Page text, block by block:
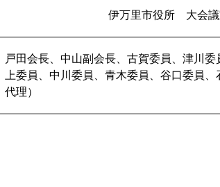
伊万里市役所 大会議
戸田会長、中山副会長、古賀委員、津川
上委員、中川委員、青木委員、谷口委員
代理）